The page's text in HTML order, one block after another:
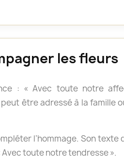
les fleurs
: « Avec toute notre
être adressé à la famille
l’hommage. Son
Avec toute notre tendresse ».